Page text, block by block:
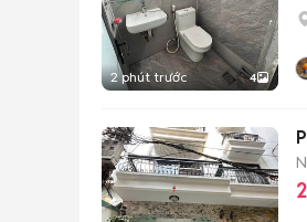
2 phút trước 4